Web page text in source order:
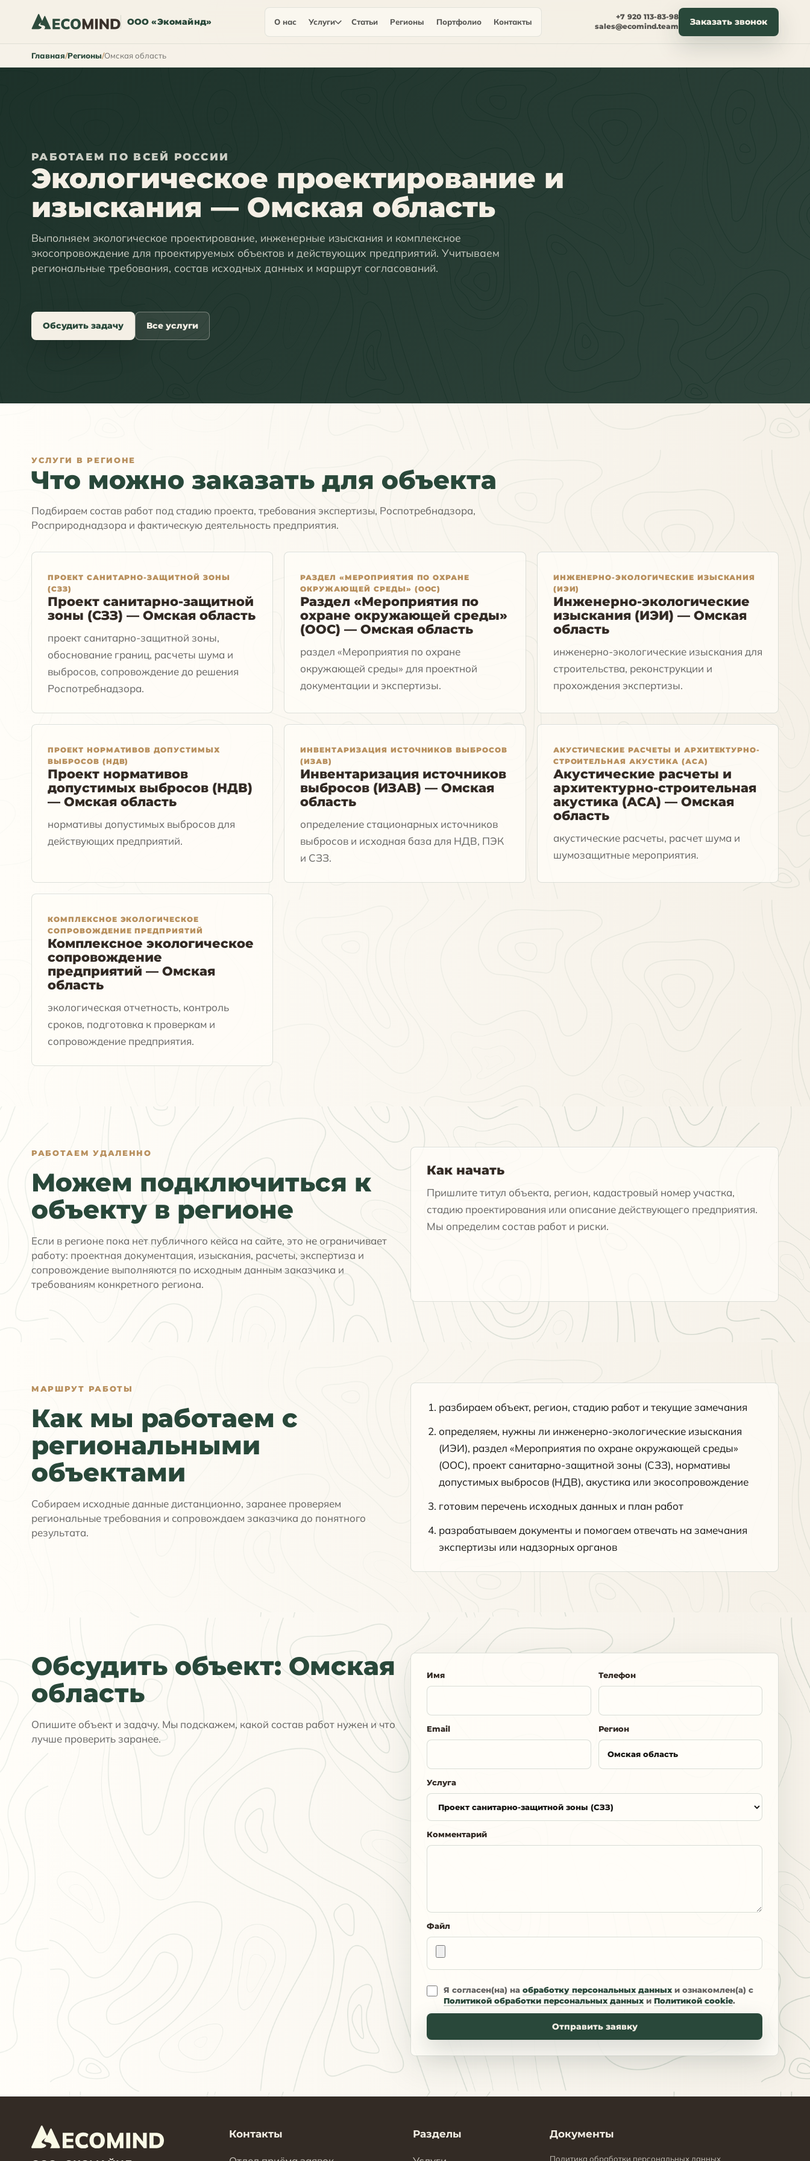
ООО «Экомайнд» О нас Услуги Статьи Регионы Портфолио Контакты
+7 920 113-83-98
sales@ecomind.team
Заказать звонок
Главная Регионы Омская область
РАБОТАЕМ ПО ВСЕЙ РОССИИ
Экологическое проектирование и
изыскания — Омская область
Выполняем экологическое проектирование, инженерные изыскания и комплексное
экосопровождение для проектируемых объектов и действующих предприятий. Учитываем
региональные требования, состав исходных данных и маршрут согласований.
Обсудить задачу Все услуги
УСЛУГИ В РЕГИОНЕ
Что можно заказать для объекта
Подбираем состав работ под стадию проекта, требования экспертизы, Роспотребнадзора,
Росприроднадзора и фактическую деятельность предприятия.
ПРОЕКТ САНИТАРНО-ЗАЩИТНОЙ ЗОНЫ
(СЗЗ)
Проект санитарно-защитной
зоны (СЗЗ) — Омская область
проект санитарно-защитной зоны,
обоснование границ, расчеты шума и
выбросов, сопровождение до решения
Роспотребнадзора.
РАЗДЕЛ «МЕРОПРИЯТИЯ ПО ОХРАНЕ
ОКРУЖАЮЩЕЙ СРЕДЫ» (ООС)
Раздел «Мероприятия по
охране окружающей среды»
(ООС) — Омская область
раздел «Мероприятия по охране
окружающей среды» для проектной
документации и экспертизы.
ИНЖЕНЕРНО-ЭКОЛОГИЧЕСКИЕ ИЗЫСКАНИЯ
(ИЭИ)
Инженерно-экологические
изыскания (ИЭИ) — Омская
область
инженерно-экологические изыскания для
строительства, реконструкции и
прохождения экспертизы.
ПРОЕКТ НОРМАТИВОВ ДОПУСТИМЫХ
ВЫБРОСОВ (НДВ)
Проект нормативов
допустимых выбросов (НДВ)
— Омская область
нормативы допустимых выбросов для
действующих предприятий.
ИНВЕНТАРИЗАЦИЯ ИСТОЧНИКОВ ВЫБРОСОВ
(ИЗАВ)
Инвентаризация источников
выбросов (ИЗАВ) — Омская
область
определение стационарных источников
выбросов и исходная база для НДВ, ПЭК
и СЗЗ.
АКУСТИЧЕСКИЕ РАСЧЕТЫ И АРХИТЕКТУРНО-
СТРОИТЕЛЬНАЯ АКУСТИКА (АСА)
Акустические расчеты и
архитектурно-строительная
акустика (АСА) — Омская
область
акустические расчеты, расчет шума и
шумозащитные мероприятия.
КОМПЛЕКСНОЕ ЭКОЛОГИЧЕСКОЕ
СОПРОВОЖДЕНИЕ ПРЕДПРИЯТИЙ
Комплексное экологическое
сопровождение
предприятий — Омская
область
экологическая отчетность, контроль
сроков, подготовка к проверкам и
сопровождение предприятия.
РАБОТАЕМ УДАЛЕННО
Можем подключиться к
объекту в регионе
Если в регионе пока нет публичного кейса на сайте, это не ограничивает
работу: проектная документация, изыскания, расчеты, экспертиза и
сопровождение выполняются по исходным данным заказчика и
требованиям конкретного региона.
Как начать
Пришлите титул объекта, регион, кадастровый номер участка,
стадию проектирования или описание действующего предприятия.
Мы определим состав работ и риски.
МАРШРУТ РАБОТЫ
Как мы работаем с
региональными
объектами
Собираем исходные данные дистанционно, заранее проверяем
региональные требования и сопровождаем заказчика до понятного
результата.
разбираем объект, регион, стадию работ и текущие замечания
определяем, нужны ли инженерно-экологические изыскания
(ИЭИ), раздел «Мероприятия по охране окружающей среды»
(ООС), проект санитарно-защитной зоны (СЗЗ), нормативы
допустимых выбросов (НДВ), акустика или экосопровождение
готовим перечень исходных данных и план работ
разрабатываем документы и помогаем отвечать на замечания
экспертизы или надзорных органов
Обсудить объект: Омская
область
Опишите объект и задачу. Мы подскажем, какой состав работ нужен и что
лучше проверить заранее.
Имя Телефон
Email Регион
Услуга
Комментарий
Файл
Я согласен(на) на обработку персональных данных и ознакомлен(а) с
Политикой обработки персональных данных и Политикой cookie.
Отправить заявку
Контакты Разделы Документы
Политика обработки персональных данных